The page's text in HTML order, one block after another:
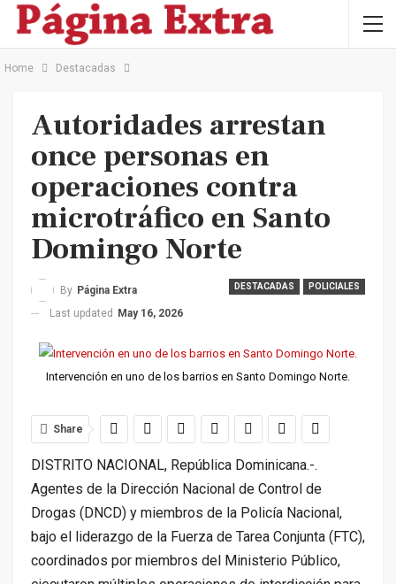
Home Destacadas
Autoridades arrestan
once personas en
operaciones contra
microtráfico en Santo
Domingo Norte
DESTACADAS POLICIALES
By Página Extra
Last updated May 16, 2026
Intervención en uno de los barrios en Santo Domingo Norte.
Share
DISTRITO NACIONAL, República Dominicana.-.
Agentes de la Dirección Nacional de Control de
Drogas (DNCD) y miembros de la Policía Nacional,
bajo el liderazgo de la Fuerza de Tarea Conjunta (FTC),
coordinados por miembros del Ministerio Público,